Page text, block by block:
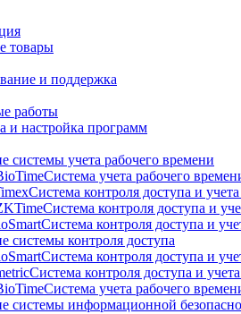
товары
и поддержка
работы
и настройка программ
системы учета рабочего времени
Система учета рабочего
Система контроля доступа и
Система контроля доступа и
Система контроля доступа и
системы контроля доступа
Система контроля доступа и
Система контроля доступа и
Система учета рабочего
системы информационной